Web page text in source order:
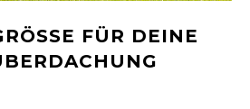
FÜR DEINE T
F